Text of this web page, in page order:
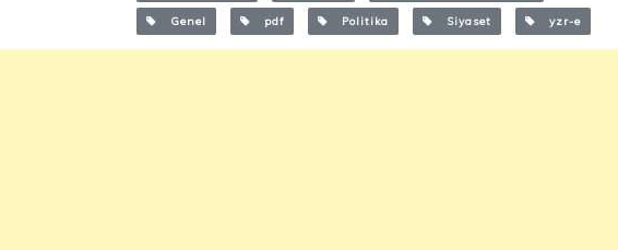
Genel pdf Politika Siyaset yzr-e